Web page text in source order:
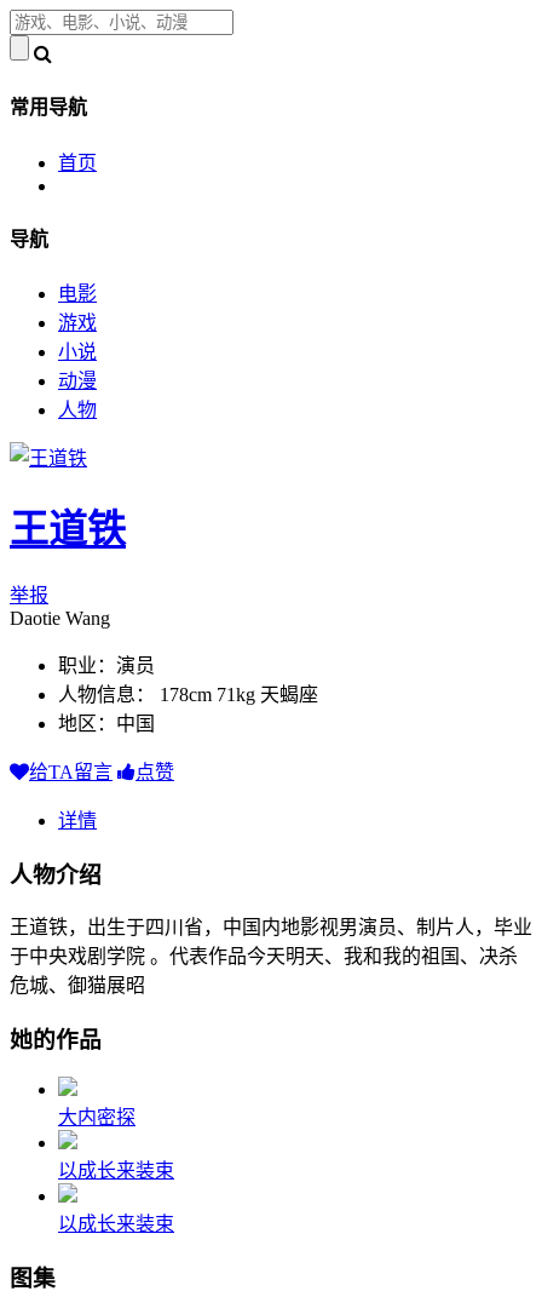
常用导航
首页
导航
电影
游戏
小说
动漫
人物
王道铁
举报
Daotie Wang
职业：演员
人物信息： 178cm 71kg 天蝎座
地区：中国
给TA留言 点赞
详情
人物介绍
王道铁，出生于四川省，中国内地影视男演员、制片人，毕业
于中央戏剧学院 。代表作品今天明天、我和我的祖国、决杀
危城、御猫展昭
她的作品
大内密探
以成长来装束
以成长来装束
图集